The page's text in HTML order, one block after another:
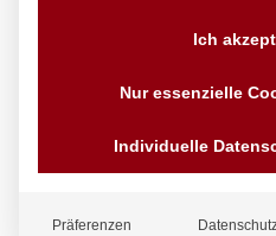
Ich
Nur essenzielle
Individuelle
Präferenzen